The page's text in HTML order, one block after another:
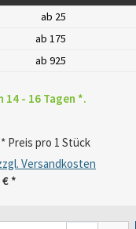
ab 25
ab 175
ab 925
14 - 16 Tagen *.
Preis pro 1 Stück
Versandkosten
€ *